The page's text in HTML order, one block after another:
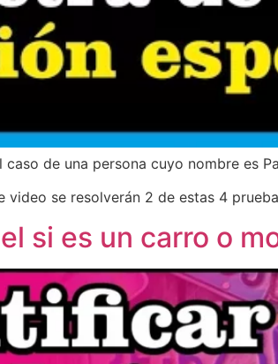
de una persona cuyo nombre es
video se resolverán 2 de estas 4
si es un carro o